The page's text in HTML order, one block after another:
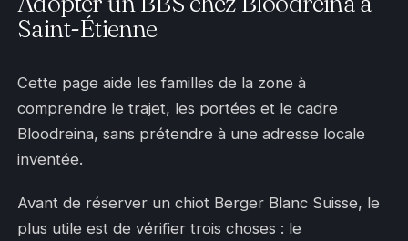
Saint-Étienne
Cette page aide les familles de la zone à
comprendre le trajet, les portées et le cadre
Bloodreina, sans prétendre à une adresse locale
inventée.
Avant de réserver un chiot Berger Blanc Suisse, le
plus utile est de vérifier trois choses : le